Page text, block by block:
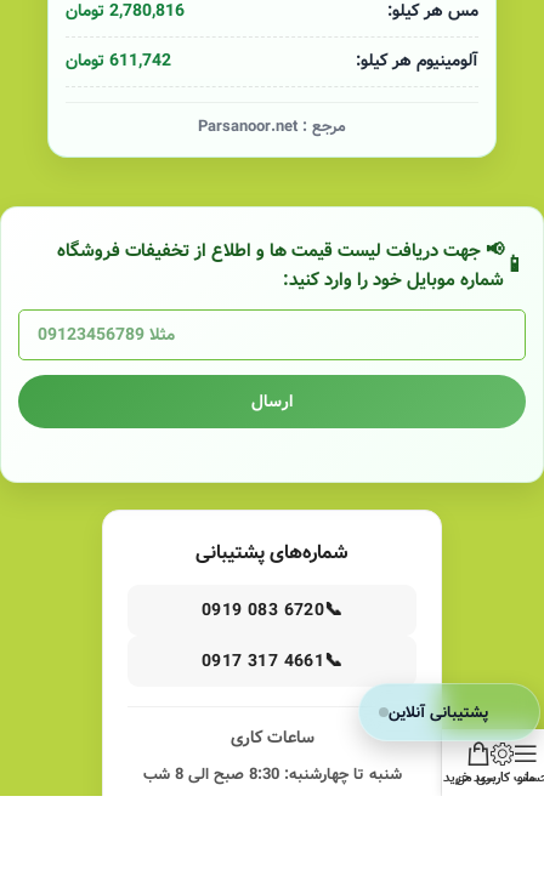
مس هر کیلو:
2,780,816 تومان
آلومینیوم هر کیلو:
611,742 تومان
مرجع : Parsanoor.net
📢 جهت دریافت لیست قیمت ها و اطلاع از تخفیفات فروشگاه
شماره موبایل خود را وارد کنید:
ارسال
شماره‌های پشتیبانی
📞
0919 083 6720
📞
0917 317 4661
ساعات کاری
شنبه تا چهارشنبه: 8:30 صبح الی 8 شب
منوکاربری من
سبد خرید
پشتیبانی آنلاین